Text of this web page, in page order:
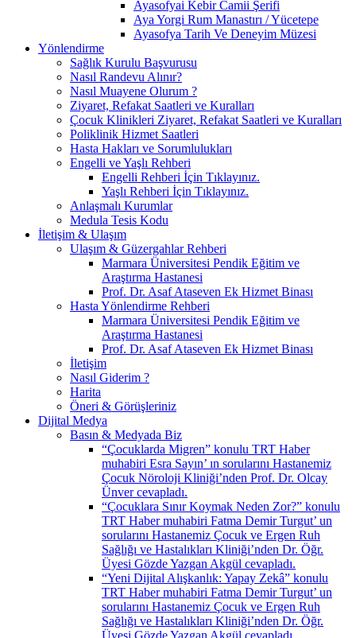
Ayasofyai Kebir Camii Şerifi
Aya Yorgi Rum Manastırı / Yücetepe
Ayasofya Tarih Ve Deneyim Müzesi
Yönlendirme
Sağlık Kurulu Başvurusu
Nasıl Randevu Alınır?
Nasıl Muayene Olurum ?
Ziyaret, Refakat Saatleri ve Kuralları
Çocuk Klinikleri Ziyaret, Refakat Saatleri ve Kuralları
Poliklinik Hizmet Saatleri
Hasta Hakları ve Sorumlulukları
Engelli ve Yaşlı Rehberi
Engelli Rehberi İçin Tıklayınız.
Yaşlı Rehberi İçin Tıklayınız.
Anlaşmalı Kurumlar
Medula Tesis Kodu
İletişim & Ulaşım
Ulaşım & Güzergahlar Rehberi
Marmara Üniversitesi Pendik Eğitim ve
Araştırma Hastanesi
Prof. Dr. Asaf Ataseven Ek Hizmet Binası
Hasta Yönlendirme Rehberi
Marmara Üniversitesi Pendik Eğitim ve
Araştırma Hastanesi
Prof. Dr. Asaf Ataseven Ek Hizmet Binası
İletişim
Nasıl Giderim ?
Harita
Öneri & Görüşleriniz
Dijital Medya
Basın & Medyada Biz
“Çocuklarda Migren” konulu TRT Haber
muhabiri Esra Sayın’ ın sorularını Hastanemiz
Çocuk Nöroloji Kliniği’nden Prof. Dr. Olcay
Ünver cevapladı.
“Çocuklara Sınır Koymak Neden Zor?” konulu
TRT Haber muhabiri Fatma Demir Turgut’ un
sorularını Hastanemiz Çocuk ve Ergen Ruh
Sağlığı ve Hastalıkları Kliniği’nden Dr. Öğr.
Üyesi Gözde Yazgan Akgül cevapladı.
“Yeni Dijital Alışkanlık: Yapay Zekâ” konulu
TRT Haber muhabiri Fatma Demir Turgut’ un
sorularını Hastanemiz Çocuk ve Ergen Ruh
Sağlığı ve Hastalıkları Kliniği’nden Dr. Öğr.
Üyesi Gözde Yazgan Akgül cevapladı.